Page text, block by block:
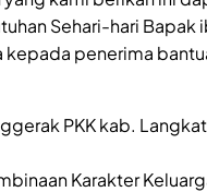
Sehari-hari Bapak
kepada penerima
PKK kab.
Karakter